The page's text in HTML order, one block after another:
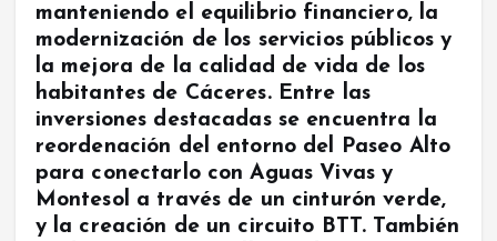
manteniendo el equilibrio financiero, la
modernización de los servicios públicos y
la mejora de la calidad de vida de los
habitantes de Cáceres. Entre las
inversiones destacadas se encuentra la
reordenación del entorno del Paseo Alto
para conectarlo con Aguas Vivas y
Montesol a través de un cinturón verde,
y la creación de un circuito BTT. También